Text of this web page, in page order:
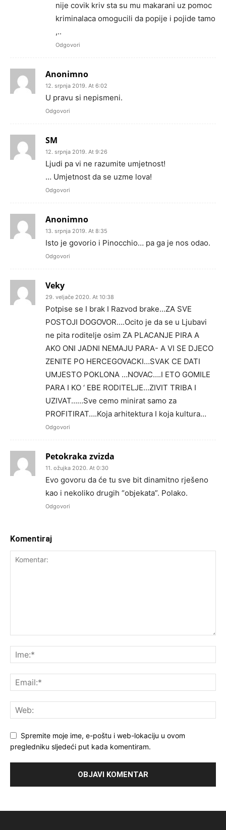
nije covik kriv sta su mu makarani uz pomoc
kriminalaca omogucili da popije i pojide tamo
,..
Odgovori
Anonimno
12. srpnja 2019. At 6:02
U pravu si nepismeni.
Odgovori
SM
12. srpnja 2019. At 9:26
Ljudi pa vi ne razumite umjetnost!
… Umjetnost da se uzme lova!
Odgovori
Anonimno
13. srpnja 2019. At 8:35
Isto je govorio i Pinocchio… pa ga je nos odao.
Odgovori
Veky
29. veljače 2020. At 10:38
Potpise se I brak I Razvod brake…ZA SVE
POSTOJI DOGOVOR….Ocito je da se u Ljubavi
ne pita roditelje osim ZA PLACANJE PIRA A
AKO ONI JADNI NEMAJU PARA- A VI SE DJECO
ZENITE PO HERCEGOVACKI…SVAK CE DATI
UMJESTO POKLONA …NOVAC….I ETO GOMILE
PARA I KO ‘ EBE RODITELJE…ZIVIT TRIBA I
UZIVAT……Sve cemo minirat samo za
PROFITIRAT….Koja arhitektura I koja kultura…
Odgovori
Petokraka zvizda
11. ožujka 2020. At 0:30
Evo govoru da će tu sve bit dinamitno rješeno
kao i nekoliko drugih “objekata”. Polako.
Odgovori
Komentiraj
Spremite moje ime, e-poštu i web-lokaciju u ovom
pregledniku sljedeći put kada komentiram.